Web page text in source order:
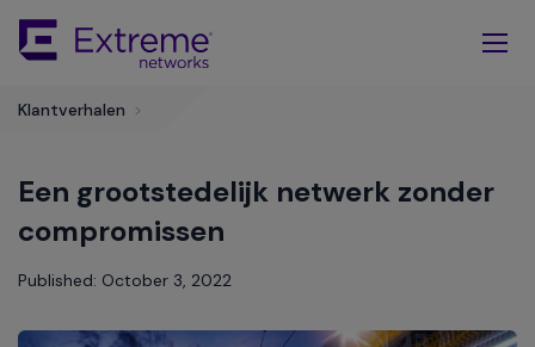
Main
Klantverhalen >
Een grootstedelijk netwerk zonder
compromissen
Published: October 3, 2022